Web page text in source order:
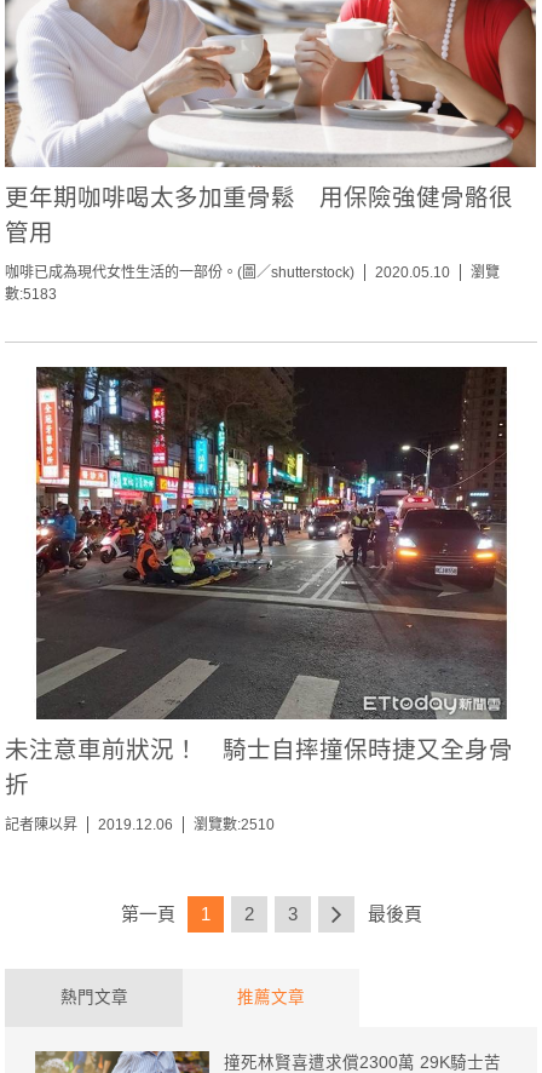
更年期咖啡喝太多加重骨鬆 用保險強健骨骼很
管用
咖啡已成為現代女性生活的一部份。(圖／shutterstock) 2020.05.10
瀏覽
數:5183
未注意車前狀況！ 騎士自摔撞保時捷又全身骨
折
記者陳以昇 2019.12.06 瀏覽數:2510
第一頁 1 2 3 最後頁
熱門文章 推薦文章
撞死林賢喜遭求償2300萬 29K騎士苦